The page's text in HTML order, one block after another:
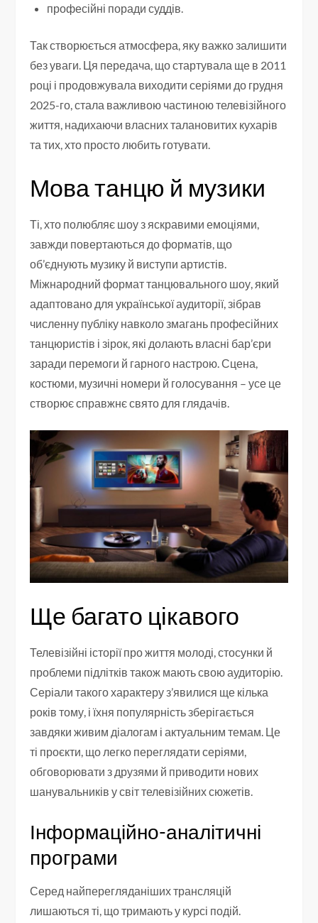
професійні поради суддів.
Так створюється атмосфера, яку важко залишити
без уваги. Ця передача, що стартувала ще в 2011
році і продовжувала виходити серіями до грудня
2025-го, стала важливою частиною телевізійного
життя, надихаючи власних талановитих кухарів
та тих, хто просто любить готувати.
Мова танцю й музики
Ті, хто полюбляє шоу з яскравими емоціями,
завжди повертаються до форматів, що
об’єднують музику й виступи артистів.
Міжнародний формат танцювального шоу, який
адаптовано для української аудиторії, зібрав
численну публіку навколо змагань професійних
танцюристів і зірок, які долають власні бар’єри
заради перемоги й гарного настрою. Сцена,
костюми, музичні номери й голосування – усе це
створює справжнє свято для глядачів.
Ще багато цікавого
Телевізійні історії про життя молоді, стосунки й
проблеми підлітків також мають свою аудиторію.
Серіали такого характеру з’явилися ще кілька
років тому, і їхня популярність зберігається
завдяки живим діалогам і актуальним темам. Це
ті проєкти, що легко переглядати серіями,
обговорювати з друзями й приводити нових
шанувальників у світ телевізійних сюжетів.
Інформаційно-аналітичні
програми
Серед найперегляданіших трансляцій
лишаються ті, що тримають у курсі подій.